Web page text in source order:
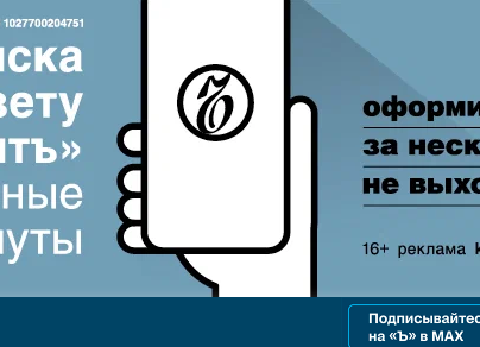
Реклама в «Ъ» www.kommersant.ru/ad